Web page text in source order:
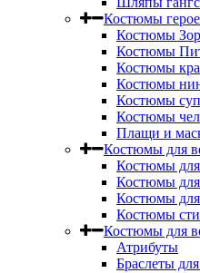
Костюмы
Костюмы
Костюмы
Костюмы
Костюмы
Костюмы
Костюмы
Плащи и
Костюмы для
Костюмы для
Костюмы для
Костюмы для
Костюмы
Костюмы для
Атрибуты
Браслеты